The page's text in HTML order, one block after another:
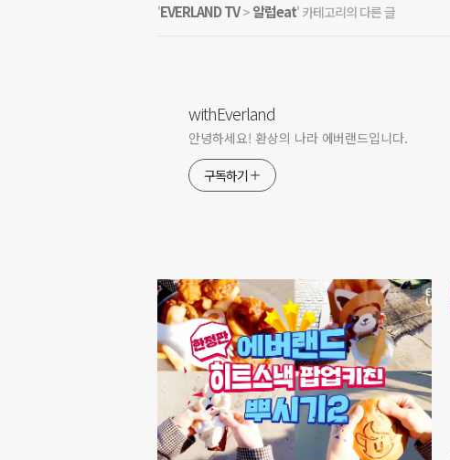
'EVERLAND TV> 알럽eat' 카테고리의 다른 글
withEverland
안녕하세요! 환상의 나라 에버랜드입니다.
구독하기